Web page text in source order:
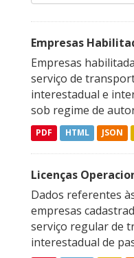
Empresas
Empresas
serviço de
interestadual e
sob regime de
PDF HTML JSON
Licenças
Dados referentes
empresas
serviço regular de
interestadual de